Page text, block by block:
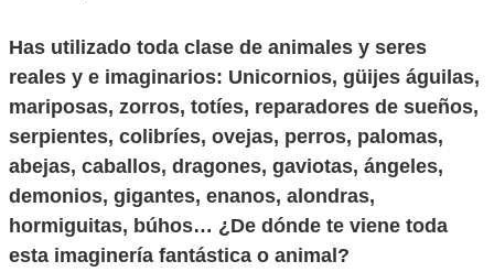
Has utilizado toda clase de animales y seres
reales y e imaginarios: Unicornios, güijes águilas,
mariposas, zorros, totíes, reparadores de sueños,
serpientes, colibríes, ovejas, perros, palomas,
abejas, caballos, dragones, gaviotas, ángeles,
demonios, gigantes, enanos, alondras,
hormiguitas, búhos… ¿De dónde te viene toda
esta imaginería fantástica o animal?